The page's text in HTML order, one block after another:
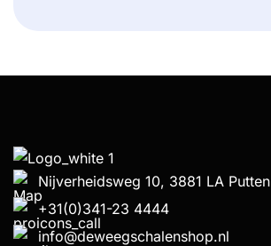
Nijverheidsweg 10, 3881 LA Putten
+31(0)341-23 4444
info@deweegschalenshop.nl